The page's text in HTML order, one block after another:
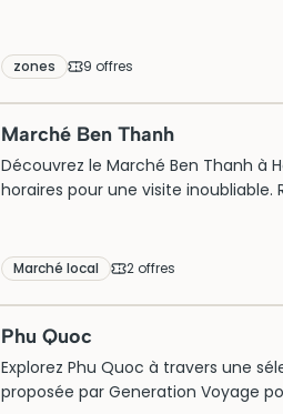
authentiques et paysages
zones 9 offres
Marché Ben Thanh
Découvrez le Marché Ben Thanh à
horaires pour une visite
Marché local 2 offres
Phu Quoc
Explorez Phu Quoc à travers une
proposée par Generation Voyage